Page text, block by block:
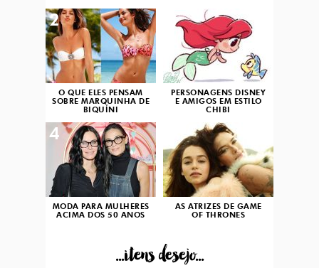
O QUE ELES PENSAM
SOBRE MARQUINHA DE
BIQUÍNI
2
PERSONAGENS DISNEY
E AMIGOS EM ESTILO
CHIBI
3
MODA PARA MULHERES
ACIMA DOS 50 ANOS
4
AS ATRIZES DE GAME
OF THRONES
...itens desejo...